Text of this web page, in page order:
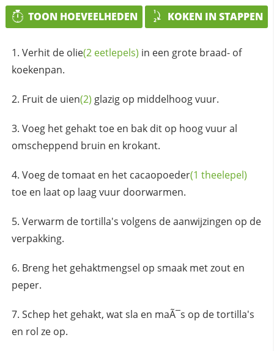
TOON HOEVEELHEDEN KOKEN IN STAPPEN
Verhit de olie(2 eetlepels) in een grote braad- of
koekenpan.
Fruit de uien(2) glazig op middelhoog vuur.
Voeg het gehakt toe en bak dit op hoog vuur al
omscheppend bruin en krokant.
Voeg de tomaat en het cacaopoeder(1 theelepel)
toe en laat op laag vuur doorwarmen.
Verwarm de tortilla's volgens de aanwijzingen op de
verpakking.
Breng het gehaktmengsel op smaak met zout en
peper.
Schep het gehakt, wat sla en maÃ¯s op de tortilla's
en rol ze op.